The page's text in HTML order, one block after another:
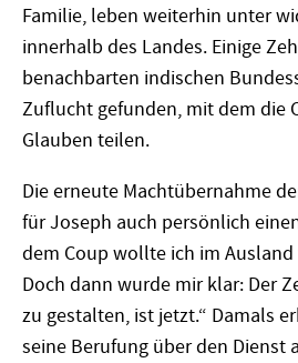
Familie, leben weiterhin unter
innerhalb des Landes. Einige
benachbarten indischen
Zuflucht gefunden, mit dem die
Glauben teilen.
Die erneute Machtübernahme
für Joseph auch persönlich
dem Coup wollte ich im
Doch dann wurde mir klar: Der
zu gestalten, ist jetzt.“ Damals
seine Berufung über den Dienst